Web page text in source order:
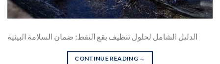
الدليل الشامل لحلول تنظيف بقع النفط: ضمان السلامة البيئية
CONTINUE READING →